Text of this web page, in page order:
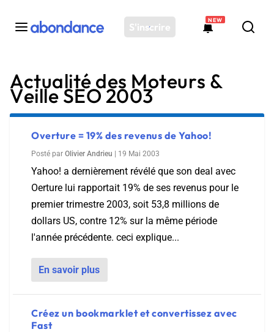
S'inscrire
NEW
Toutes les actus
Actus SEO
Plateforme
Outils
Solutions
Ressources
Audit SEO
Actualité des Moteurs &
Veille SEO 2003
Overture = 19% des revenus de Yahoo!
Posté par Olivier Andrieu 19 Mai 2003
Yahoo! a dernièrement révélé que son deal avec
Oerture lui rapportait 19% de ses revenus pour le
premier trimestre 2003, soit 53,8 millions de
dollars US, contre 12% sur la même période
l'année précédente. ceci explique...
En savoir plus
Créez un bookmarklet et convertissez avec
Fast